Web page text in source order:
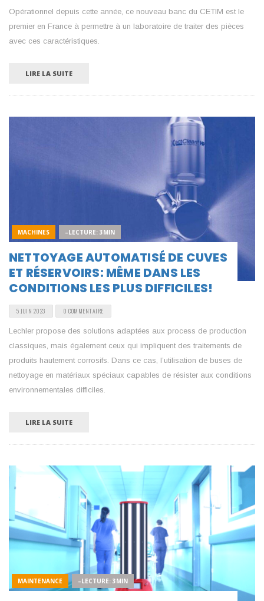
Opérationnel depuis cette année, ce nouveau banc du CETIM est le
premier en France à permettre à un laboratoire de traiter des pièces
avec ces caractéristiques.
LIRE LA SUITE
MACHINES –LECTURE: 3MIN
NETTOYAGE AUTOMATISÉ DE CUVES
ET RÉSERVOIRS: MÊME DANS LES
CONDITIONS LES PLUS DIFFICILES!
5 JUIN 2023 0 COMMENTAIRE
Lechler propose des solutions adaptées aux process de production
classiques, mais également ceux qui impliquent des traitements de
produits hautement corrosifs. Dans ce cas, l’utilisation de buses de
nettoyage en matériaux spéciaux capables de résister aux conditions
environnementales difficiles.
LIRE LA SUITE
MAINTENANCE –LECTURE: 3MIN